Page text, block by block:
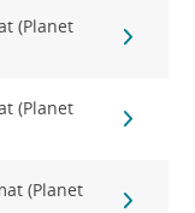
(Planet
(Planet
(Planet